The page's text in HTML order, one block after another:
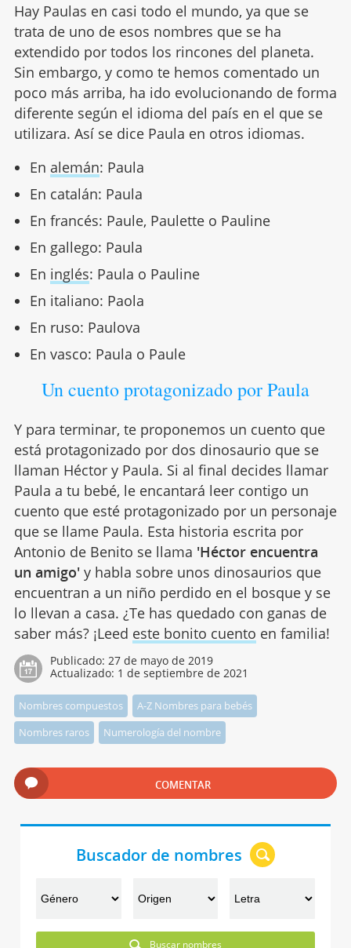
Hay Paulas en casi todo el mundo, ya que se
trata de uno de esos nombres que se ha
extendido por todos los rincones del planeta.
Sin embargo, y como te hemos comentado un
poco más arriba, ha ido evolucionando de forma
diferente según el idioma del país en el que se
utilizara. Así se dice Paula en otros idiomas.
En alemán: Paula
En catalán: Paula
En francés: Paule, Paulette o Pauline
En gallego: Paula
En inglés: Paula o Pauline
En italiano: Paola
En ruso: Paulova
En vasco: Paula o Paule
Un cuento protagonizado por Paula
Y para terminar, te proponemos un cuento que
está protagonizado por dos dinosaurio que se
llaman Héctor y Paula. Si al final decides llamar
Paula a tu bebé, le encantará leer contigo un
cuento que esté protagonizado por un personaje
que se llame Paula. Esta historia escrita por
Antonio de Benito se llama 'Héctor encuentra
un amigo'y habla sobre unos dinosaurios que
encuentran a un niño perdido en el bosque y se
lo llevan a casa. ¿Te has quedado con ganas de
saber más? ¡Leed este bonito cuento en familia!
Publicado: 27 de mayo de 2019
Actualizado: 1 de septiembre de 2021
Nombres compuestos
A-Z Nombres para bebés
Nombres raros
Numerología del nombre
COMENTAR
Buscador de nombres
Buscar nombres